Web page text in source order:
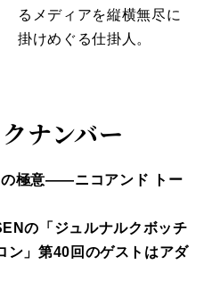
るメディアを縦横無尽に
掛けめぐる仕掛人。
ナンバー
極意――ニコアンド トー
の「ジュルナルクボッチ
ン」第40回のゲストはアダ